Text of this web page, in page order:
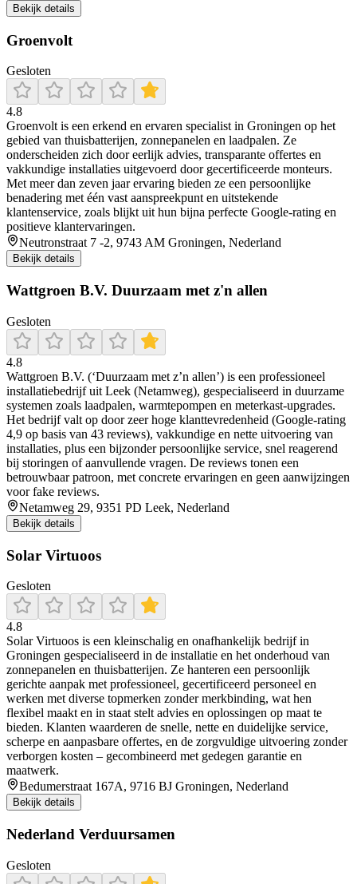
Bekijk details
Groenvolt
Gesloten
4.8
Groenvolt is een erkend en ervaren specialist in Groningen op het
gebied van thuisbatterijen, zonnepanelen en laadpalen. Ze
onderscheiden zich door eerlijk advies, transparante offertes en
vakkundige installaties uitgevoerd door gecertificeerde monteurs.
Met meer dan zeven jaar ervaring bieden ze een persoonlijke
benadering met één vast aanspreekpunt en uitstekende
klantenservice, zoals blijkt uit hun bijna perfecte Google-rating en
positieve klantervaringen.
Neutronstraat 7 -2, 9743 AM Groningen, Nederland
Bekijk details
Wattgroen B.V. Duurzaam met z'n allen
Gesloten
4.8
Wattgroen B.V. (‘Duurzaam met z’n allen’) is een professioneel
installatiebedrijf uit Leek (Netamweg), gespecialiseerd in duurzame
systemen zoals laadpalen, warmtepompen en meterkast-upgrades.
Het bedrijf valt op door zeer hoge klanttevredenheid (Google-rating
4,9 op basis van 43 reviews), vakkundige en nette uitvoering van
installaties, plus een bijzonder persoonlijke service, snel reagerend
bij storingen of aanvullende vragen. De reviews tonen een
betrouwbaar patroon, met concrete ervaringen en geen aanwijzingen
voor fake reviews.
Netamweg 29, 9351 PD Leek, Nederland
Bekijk details
Solar Virtuoos
Gesloten
4.8
Solar Virtuoos is een kleinschalig en onafhankelijk bedrijf in
Groningen gespecialiseerd in de installatie en het onderhoud van
zonnepanelen en thuisbatterijen. Ze hanteren een persoonlijk
gerichte aanpak met professioneel, gecertificeerd personeel en
werken met diverse topmerken zonder merkbinding, wat hen
flexibel maakt en in staat stelt advies en oplossingen op maat te
bieden. Klanten waarderen de snelle, nette en duidelijke service,
scherpe en aanpasbare offertes, en de zorgvuldige uitvoering zonder
verborgen kosten – gecombineerd met gedegen garantie en
maatwerk.
Bedumerstraat 167A, 9716 BJ Groningen, Nederland
Bekijk details
Nederland Verduursamen
Gesloten